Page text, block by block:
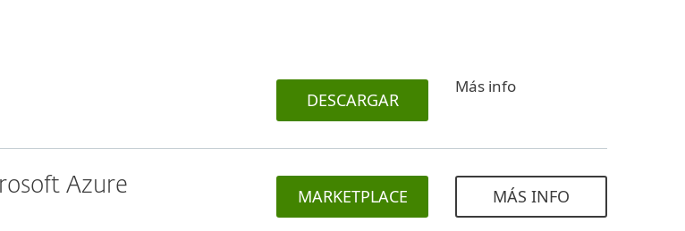
DESCARGAR
Más info
Azure MARKETPLACE MÁS INFO